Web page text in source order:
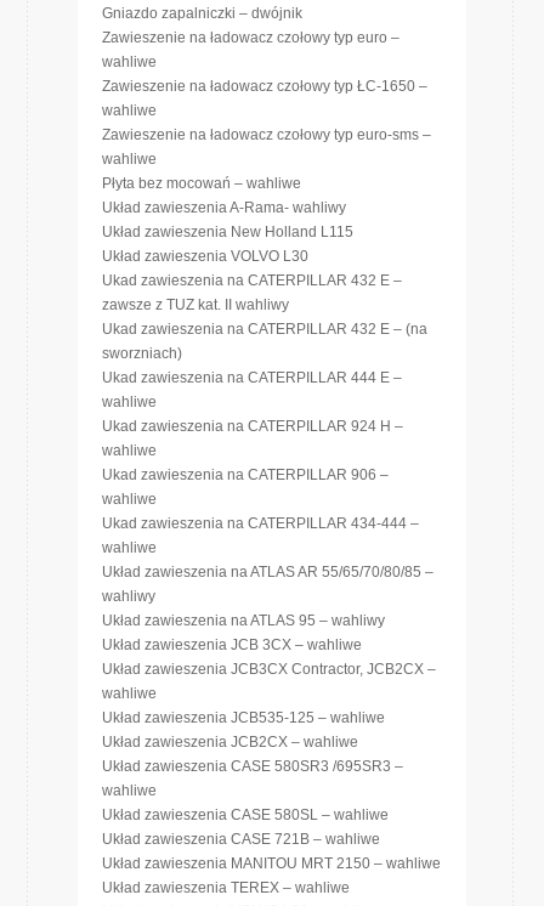
Gniazdo zapalniczki – dwójnik
Zawieszenie na ładowacz czołowy typ euro –
wahliwe
Zawieszenie na ładowacz czołowy typ ŁC-1650 –
wahliwe
Zawieszenie na ładowacz czołowy typ euro-sms –
wahliwe
Płyta bez mocowań – wahliwe
Układ zawieszenia A-Rama- wahliwy
Układ zawieszenia New Holland L115
Układ zawieszenia VOLVO L30
Ukad zawieszenia na CATERPILLAR 432 E –
zawsze z TUZ kat. II wahliwy
Ukad zawieszenia na CATERPILLAR 432 E – (na
sworzniach)
Ukad zawieszenia na CATERPILLAR 444 E –
wahliwe
Ukad zawieszenia na CATERPILLAR 924 H –
wahliwe
Ukad zawieszenia na CATERPILLAR 906 –
wahliwe
Ukad zawieszenia na CATERPILLAR 434-444 –
wahliwe
Układ zawieszenia na ATLAS AR 55/65/70/80/85 –
wahliwy
Układ zawieszenia na ATLAS 95 – wahliwy
Układ zawieszenia JCB 3CX – wahliwe
Układ zawieszenia JCB3CX Contractor, JCB2CX –
wahliwe
Układ zawieszenia JCB535-125 – wahliwe
Układ zawieszenia JCB2CX – wahliwe
Układ zawieszenia CASE 580SR3 /695SR3 –
wahliwe
Układ zawieszenia CASE 580SL – wahliwe
Układ zawieszenia CASE 721B – wahliwe
Układ zawieszenia MANITOU MRT 2150 – wahliwe
Układ zawieszenia TEREX – wahliwe